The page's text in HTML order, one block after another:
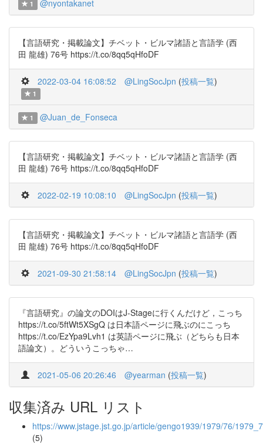
1 @nyontakanet
【言語研究・掲載論文】チベット・ビルマ諸語と言語学 (西
田 龍雄) 76号 https://t.co/8qq5qHfoDF
2022-03-04 16:08:52 @LingSocJpn (投稿一覧)
1
1 @Juan_de_Fonseca
【言語研究・掲載論文】チベット・ビルマ諸語と言語学 (西
田 龍雄) 76号 https://t.co/8qq5qHfoDF
2022-02-19 10:08:10 @LingSocJpn (投稿一覧)
【言語研究・掲載論文】チベット・ビルマ諸語と言語学 (西
田 龍雄) 76号 https://t.co/8qq5qHfoDF
2021-09-30 21:58:14 @LingSocJpn (投稿一覧)
『言語研究』の論文のDOIはJ-Stageに行くんだけど，こっち
https://t.co/5ftWt5XSgQ は日本語ページに飛ぶのにこっち
https://t.co/EzYpa9Lvh1 は英語ページに飛ぶ（どちらも日本
語論文）。どういうこっちゃ…
2021-05-06 20:26:46 @yearman (投稿一覧)
収集済み URL リスト
https://www.jstage.jst.go.jp/article/gengo1939/1979/76/
(5)